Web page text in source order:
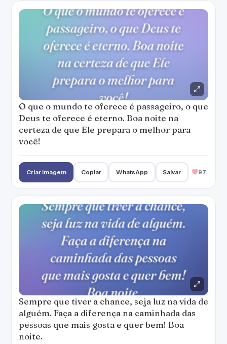
O que o mundo te oferece é passageiro, o que
Deus te oferece é eterno. Boa noite na
certeza de que Ele prepara o melhor para
você!
Criar imagem Copiar WhatsApp Salvar 97
Sempre que tiver a chance, seja luz na vida de
alguém. Faça a diferença na caminhada das
pessoas que mais gosta e quer bem! Boa
noite.